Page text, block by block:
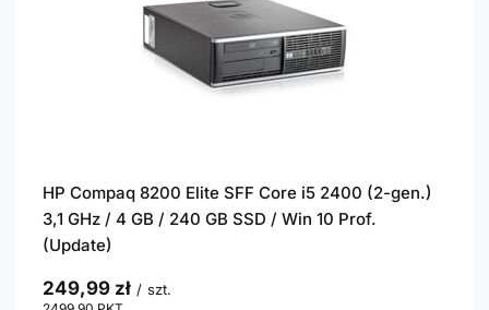
HP Compaq 8200 Elite SFF Core i5 2400 (2-gen.)
3,1 GHz / 4 GB / 240 GB SSD / Win 10 Prof.
(Update)
249,99 zł / szt.